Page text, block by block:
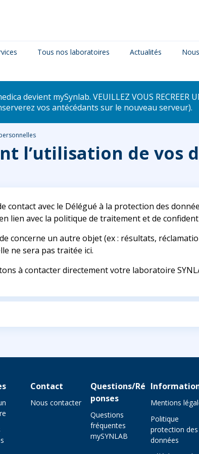
Tous nos laboratoires Actualités
devient mySynlab. VEUILLEZ VOUS RECREER
vos antécédants sur le nouveau serveur).
l’utilisation de vos
contact avec le Délégué à la protection des
lien avec la politique de traitement et de
concerne un autre objet (ex : résultats,
ne sera pas traitée ici.
à contacter directement votre laboratoire
Contact
Nous contacter
Questions/Ré
ponses
Questions
fréquentes
mySYNLAB
Mentions
Politique
protection des
données